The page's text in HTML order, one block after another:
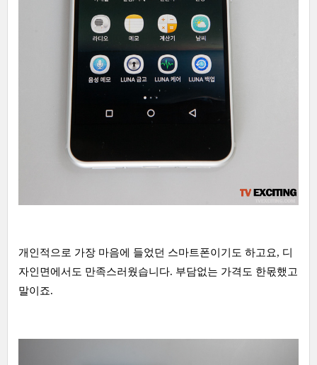
개인적으로 가장 마음에 들었던 스마트폰이기도 하고요, 디
자인면에서도 만족스러웠습니다. 부담없는 가격도 한몫했고
말이죠.